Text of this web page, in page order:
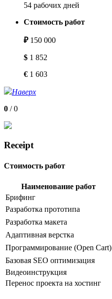
54 рабочих дней
Стоимость работ
₽150 000
$ 1 852
€ 1 603
Наверх
0 /0
Receipt
Стоимость работ
Наименование работ
Брифинг
Разработка прототипа
Разработка макета
Адаптивная верстка
Программирование (Open Cart)
Базовая SEO оптимизация
Видеоинструкция
Перенос проекта на хостинг